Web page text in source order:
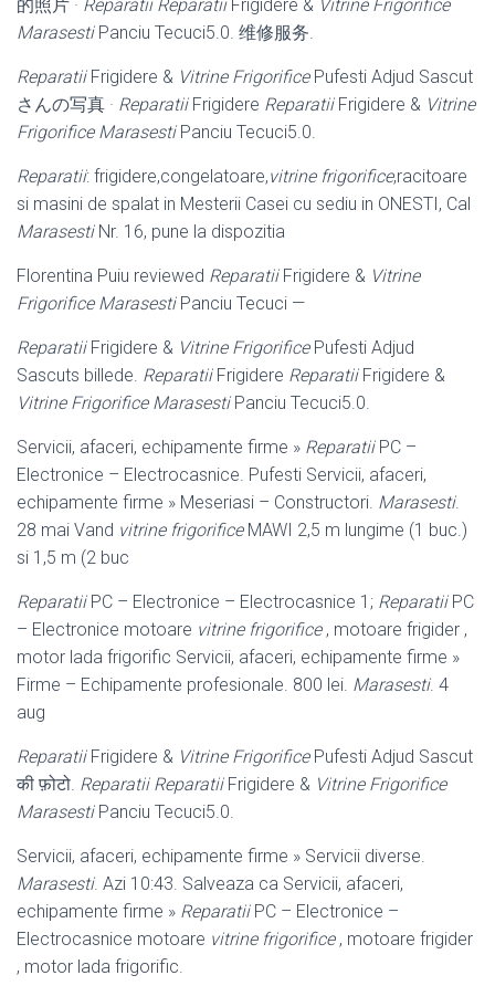
的照片 · Reparatii ReparatiiFrigidere & Vitrine Frigorifice
MarasestiPanciu Tecuci5.0. 维修服务.
ReparatiiFrigidere & Vitrine FrigorificePufesti Adjud Sascut
さんの写真 · ReparatiiFrigidere ReparatiiFrigidere & Vitrine
Frigorifice MarasestiPanciu Tecuci5.0.
Reparatii: frigidere,congelatoare,vitrine frigorifice,racitoare
si masini de spalat in Mesterii Casei cu sediu in ONESTI, Cal
MarasestiNr. 16, pune la dispozitia
Florentina Puiu reviewed ReparatiiFrigidere & Vitrine
Frigorifice MarasestiPanciu Tecuci —
ReparatiiFrigidere & Vitrine FrigorificePufesti Adjud
Sascuts billede. ReparatiiFrigidere ReparatiiFrigidere &
Vitrine Frigorifice MarasestiPanciu Tecuci5.0.
Servicii, afaceri, echipamente firme » ReparatiiPC –
Electronice – Electrocasnice. Pufesti Servicii, afaceri,
echipamente firme » Meseriasi – Constructori. Marasesti.
28 mai Vand vitrine frigorificeMAWI 2,5 m lungime (1 buc.)
si 1,5 m (2 buc
ReparatiiPC – Electronice – Electrocasnice 1; ReparatiiPC
– Electronice motoare vitrine frigorifice, motoare frigider ,
motor lada frigorific Servicii, afaceri, echipamente firme »
Firme – Echipamente profesionale. 800 lei. Marasesti. 4
aug
ReparatiiFrigidere & Vitrine FrigorificePufesti Adjud Sascut
की फ़ोटो. Reparatii ReparatiiFrigidere & Vitrine Frigorifice
MarasestiPanciu Tecuci5.0.
Servicii, afaceri, echipamente firme » Servicii diverse.
Marasesti. Azi 10:43. Salveaza ca Servicii, afaceri,
echipamente firme » ReparatiiPC – Electronice –
Electrocasnice motoare vitrine frigorifice, motoare frigider
, motor lada frigorific.